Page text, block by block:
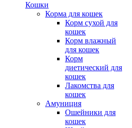
Кошки
Корма для кошек
Корм сухой для
кошек
Корм влажный
для кошек
Корм
диетический для
кошек
Лакомства для
кошек
Амуниция
Ошейники для
кошек